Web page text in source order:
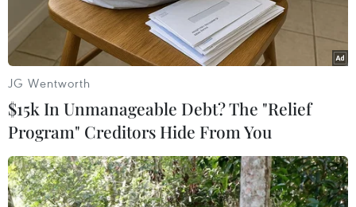
giá.
JG Wentworth
$15k In Unmanageable Debt? The "Relief
Program" Creditors Hide From You